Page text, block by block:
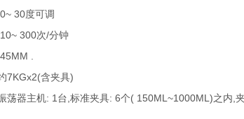
30度可调
300次/分钟
.
7KGx2(含夹具)
荡器主机: 1台,标准夹具: 6个( 150ML~1000ML)之内,夹